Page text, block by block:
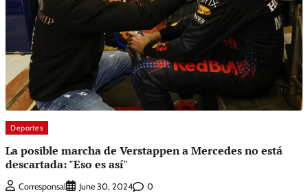
Deportes
La posible marcha de Verstappen a Mercedes no está
descartada: "Eso es así"
Corresponsal June 30, 2024 0